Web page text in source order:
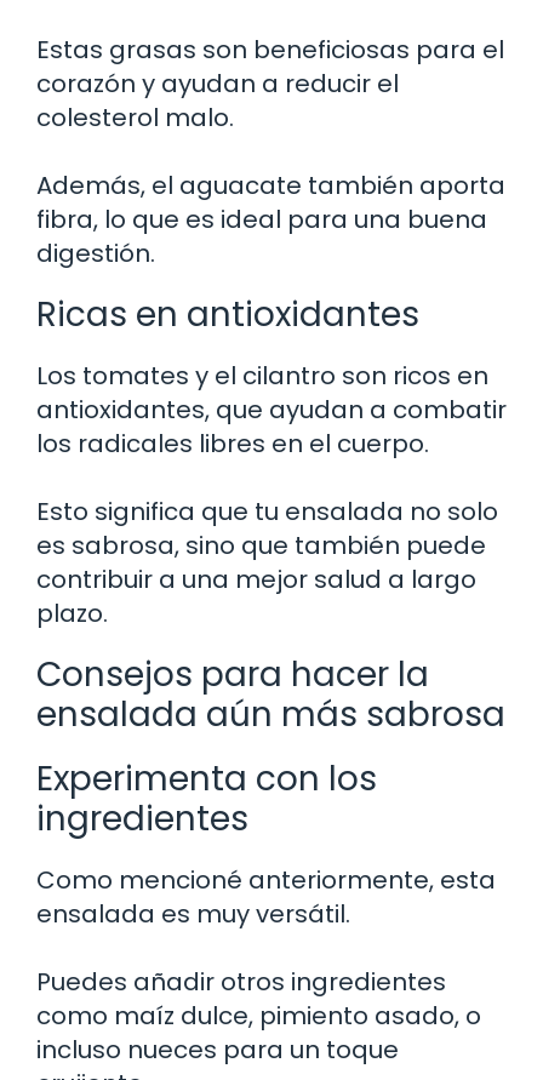
Estas grasas son beneficiosas para el
corazón y ayudan a reducir el
colesterol malo.
Además, el aguacate también aporta
fibra, lo que es ideal para una buena
digestión.
Ricas en antioxidantes
Los tomates y el cilantro son ricos en
antioxidantes, que ayudan a combatir
los radicales libres en el cuerpo.
Esto significa que tu ensalada no solo
es sabrosa, sino que también puede
contribuir a una mejor salud a largo
plazo.
Consejos para hacer la
ensalada aún más sabrosa
Experimenta con los
ingredientes
Como mencioné anteriormente, esta
ensalada es muy versátil.
Puedes añadir otros ingredientes
como maíz dulce, pimiento asado, o
incluso nueces para un toque